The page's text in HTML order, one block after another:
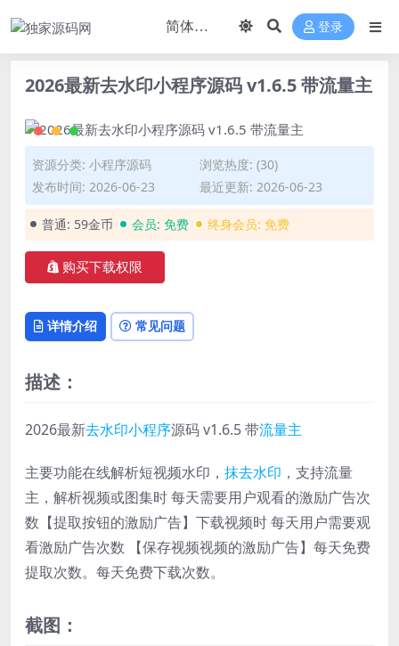
登录
2026最新去水印小程序源码 v1.6.5 带流量主
资源分类: 小程序源码
浏览热度: (30)
发布时间: 2026-06-23
最近更新: 2026-06-23
普通: 59金币 会员: 免费 终身会员: 免费
购买下载权限
详情介绍 常见问题
描述：
2026最新去水印小程序源码 v1.6.5 带流量主
主要功能在线解析短视频水印， 抹去水印 ，支持流量
主，解析视频或图集时 每天需要用户观看的激励广告次
数【提取按钮的激励广告】下载视频时 每天用户需要观
看激励广告次数 【保存视频视频的激励广告】每天免费
提取次数。每天免费下载次数。
截图：